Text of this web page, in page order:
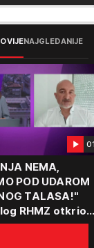
NAJGLEDANIJE
NEMA,
POD UDAROM
TALASA!"
RHMZ otkrio
nas čeka do